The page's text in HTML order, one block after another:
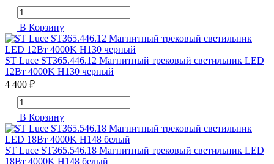
В Корзину
ST Luce ST365.446.12 Магнитный трековый светильник LED
12Вт 4000K H130 черный
4 400 ₽
В Корзину
ST Luce ST365.546.18 Магнитный трековый светильник LED
18Вт 4000K H148 белый